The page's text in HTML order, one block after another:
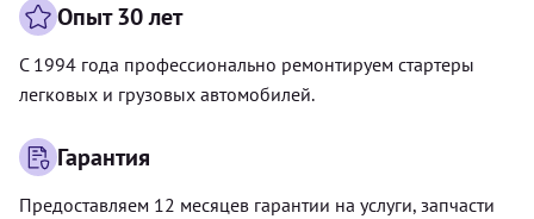
Опыт 30 лет
С 1994 года профессионально ремонтируем стартеры
легковых и грузовых автомобилей.
Гарантия
Предоставляем 12 месяцев гарантии на услуги, запчасти